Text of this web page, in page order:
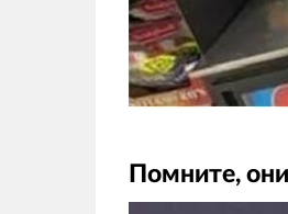
Помните,